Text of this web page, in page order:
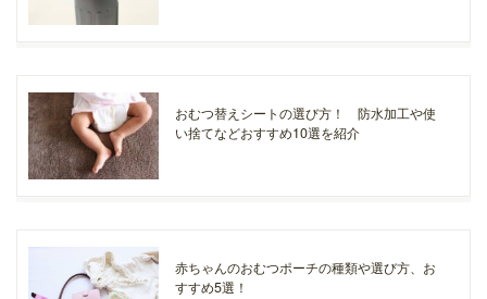
おむつ替えシートの選び方！ 防水加工や使
い捨てなどおすすめ10選を紹介
赤ちゃんのおむつポーチの種類や選び方、お
すすめ5選！